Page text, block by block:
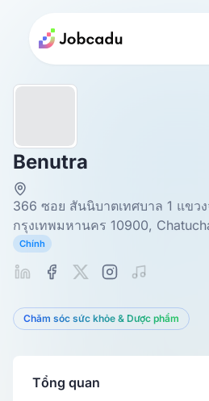
Benutra
366 ซอย สันนิบาตเทศบาล 1 แขวง
กรุงเทพมหานคร 10900,
Chính
Chăm sóc sức khỏe & Dược phẩm
Tổng quan